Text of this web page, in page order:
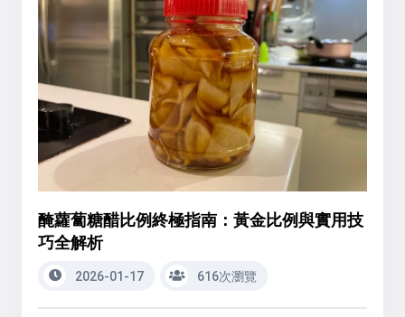
醃蘿蔔糖醋比例終極指南：黃金比例與實用技
巧全解析
2026-01-17 616次瀏覽